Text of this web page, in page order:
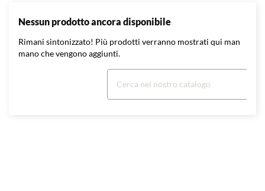
Nessun prodotto ancora disponibile
Rimani sintonizzato! Più prodotti verranno mostrati qui man
mano che vengono aggiunti.